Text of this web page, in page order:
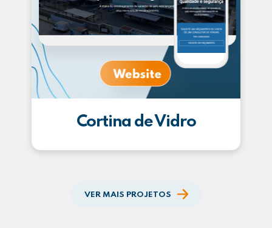
Cortina de Vidro
VER MAIS PROJETOS